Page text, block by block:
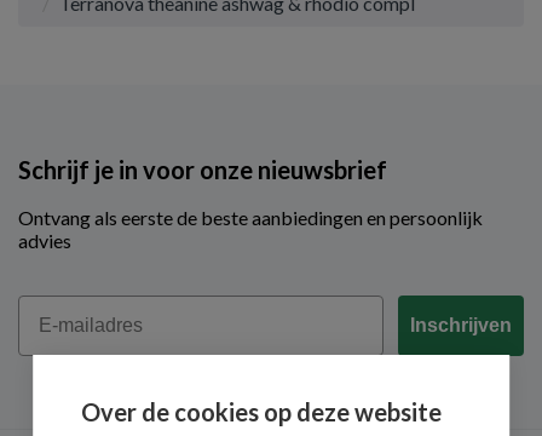
Schrijf je in voor onze nieuwsbrief
Ontvang als eerste de beste aanbiedingen en persoonlijk
advies
Email
Inschrijven
Over de cookies op deze website